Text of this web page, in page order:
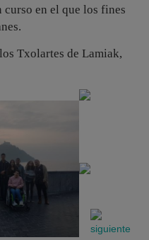
en el que los fines
Txolartes de Lamiak,